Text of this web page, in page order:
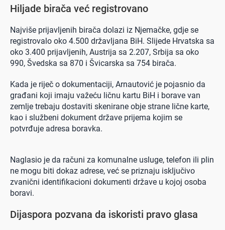
Hiljade birača već registrovano
Najviše prijavljenih birača dolazi iz Njemačke, gdje se
registrovalo oko 4.500 državljana BiH. Slijede Hrvatska sa
oko 3.400 prijavljenih, Austrija sa 2.207, Srbija sa oko
990, Švedska sa 870 i Švicarska sa 754 birača.
Kada je riječ o dokumentaciji, Arnautović je pojasnio da
građani koji imaju važeću ličnu kartu BiH i borave van
zemlje trebaju dostaviti skenirane obje strane lične karte,
kao i službeni dokument države prijema kojim se
potvrđuje adresa boravka.
Naglasio je da računi za komunalne usluge, telefon ili plin
ne mogu biti dokaz adrese, već se priznaju isključivo
zvanični identifikacioni dokumenti države u kojoj osoba
boravi.
Dijaspora pozvana da iskoristi pravo glasa